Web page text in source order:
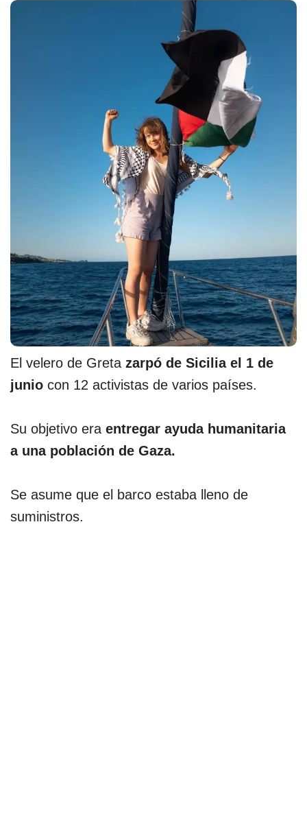
El velero de Greta zarpó de Sicilia el 1 de
junio con 12 activistas de varios países.
Su objetivo era entregar ayuda humanitaria
a una población de Gaza.
Se asume que el barco estaba lleno de
suministros.